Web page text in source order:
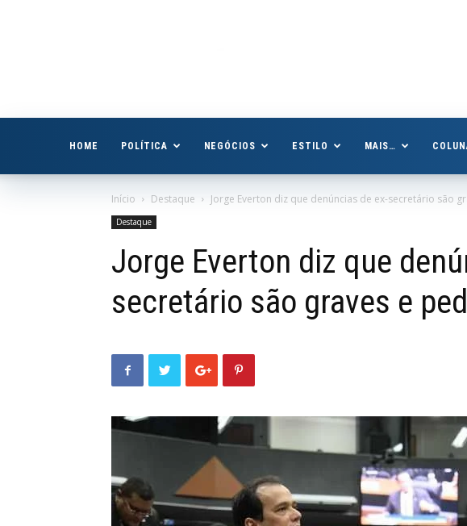
HOME POLÍTICA NEGÓCIOS ESTILO MAIS…
Início Destaque Jorge Everton diz que denúncias de ex-secretário são
Destaque
Jorge Everton diz que
secretário são graves e